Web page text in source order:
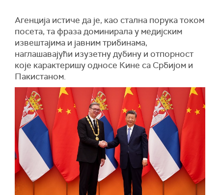
Агенција истиче да је, као стална порука током
посета, та фраза доминирала у медијским
извештајима и јавним трибинама,
наглашавајући изузетну дубину и отпорност
које карактеришу односе Кине са Србијом и
Пакистаном.